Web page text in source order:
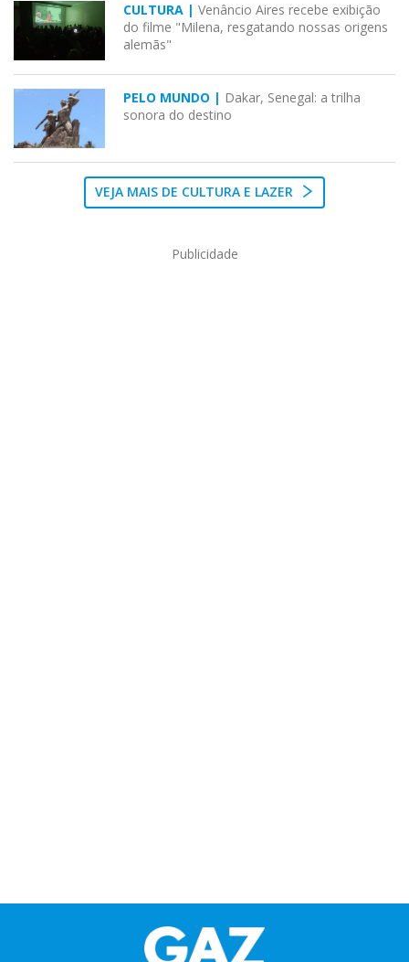
CULTURA | Venâncio Aires recebe exibição
do filme "Milena, resgatando nossas origens
alemãs"
PELO MUNDO | Dakar, Senegal: a trilha
sonora do destino
VEJA MAIS DE CULTURA E LAZER
Publicidade